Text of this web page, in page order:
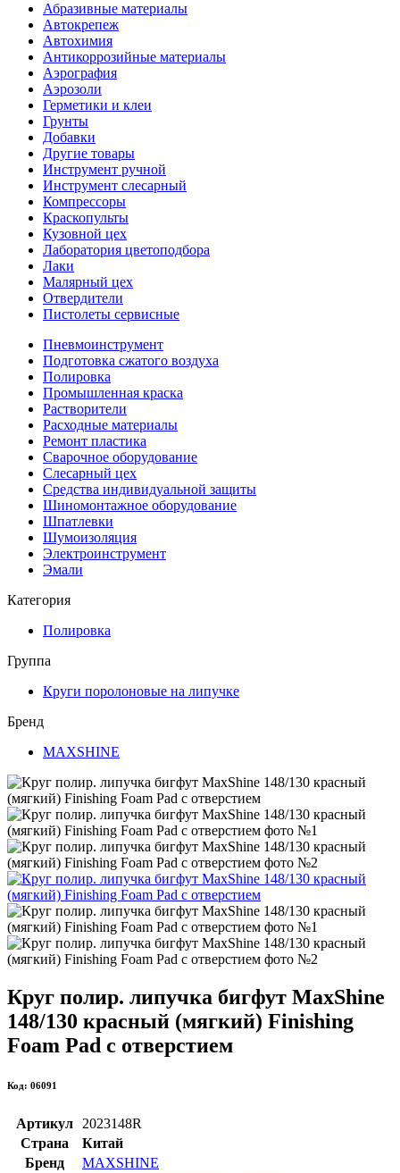
Абразивные материалы
Автокрепеж
Автохимия
Антикоррозийные материалы
Аэрография
Аэрозоли
Герметики и клеи
Грунты
Добавки
Другие товары
Инструмент ручной
Инструмент слесарный
Компрессоры
Краскопульты
Кузовной цех
Лаборатория цветоподбора
Лаки
Малярный цех
Отвердители
Пистолеты сервисные
Пневмоинструмент
Подготовка сжатого воздуха
Полировка
Промышленная краска
Растворители
Расходные материалы
Ремонт пластика
Сварочное оборудование
Слесарный цех
Средства индивидуальной защиты
Шиномонтажное оборудование
Шпатлевки
Шумоизоляция
Электроинструмент
Эмали
Категория
Полировка
Группа
Круги поролоновые на липучке
Бренд
MAXSHINE
Круг полир. липучка бигфут MaxShine
148/130 красный (мягкий) Finishing
Foam Pad с отверстием
Код: 06091
Артикул
2023148R
Страна
Китай
Бренд
MAXSHINE